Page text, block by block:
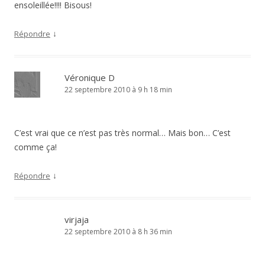
ensoleillée!!!! Bisous!
Répondre ↓
Véronique D
22 septembre 2010 à 9 h 18 min
C’est vrai que ce n’est pas très normal… Mais bon… C’est
comme ça!
Répondre ↓
virjaja
22 septembre 2010 à 8 h 36 min